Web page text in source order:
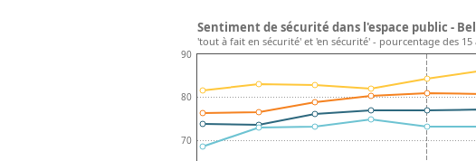
70
80
90
Sentiment de sécurité dans l'espace public -
'tout à fait en sécurité' et 'en sécurité' - pourcentage des 15